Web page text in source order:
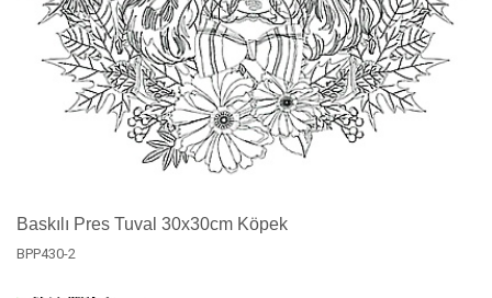
Baskılı Pres Tuval 30x30cm Köpek
BPP430-2